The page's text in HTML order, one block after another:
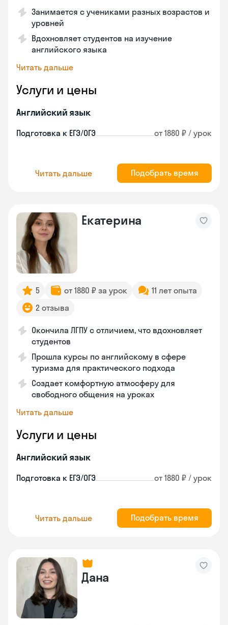
Занимается с учениками разных возрастов и
уровней
Вдохновляет студентов на изучение
английского языка
Читать дальше
Услуги и цены
Английский язык
Подготовка к ЕГЭ/ОГЭ от 1880 ₽ / урок
Читать дальше Подобрать время
Екатерина
5 от 1880 ₽ за урок
11 лет опыта
2 отзыва
Окончила ЛГПУ с отличием, что вдохновляет
студентов
Прошла курсы по английскому в сфере
туризма для практического подхода
Создает комфортную атмосферу для
свободного общения на уроках
Читать дальше
Услуги и цены
Английский язык
Подготовка к ЕГЭ/ОГЭ от 1880 ₽ / урок
Читать дальше Подобрать время
Дана